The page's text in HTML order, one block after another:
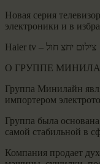
​Новая серия
электроники и в
Haier tv – צילום יחצ חול
​О ГРУППЕ
​Группа Минилайн
импортером
​Группа была
самой стабильной в
​Компания продает